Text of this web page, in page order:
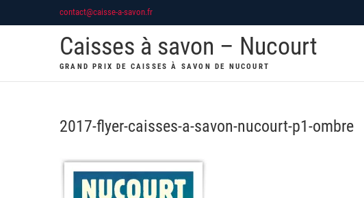
to
contact@caisse-a-savon.fr
Caisses à savon – Nucourt
GRAND PRIX DE CAISSES À SAVON DE NUCOURT
2017-flyer-caisses-a-savon-nucourt-p1-ombre